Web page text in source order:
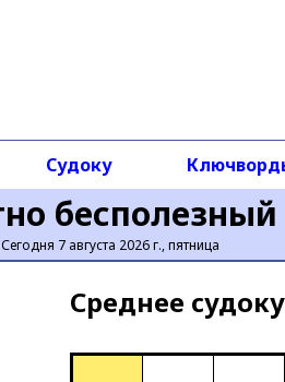
бесполезный
Сегодня 7 августа 2026 г., пятница
Судоку
Среднее